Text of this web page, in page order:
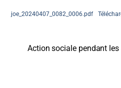
joe_20240407_0082_0006.pdf
Action sociale pendant les